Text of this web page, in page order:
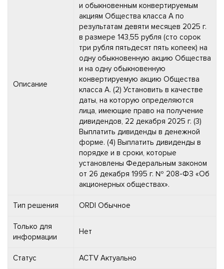
Описание
и обыкновенным конвертируемым
акциям Общества класса А по
результатам девяти месяцев 2025 г.
в размере 143,55 рубля (сто сорок
три рубля пятьдесят пять копеек) на
одну обыкновенную акцию Общества
и на одну обыкновенную
конвертируемую акцию Общества
класса А. (2) Установить в качестве
даты, на которую определяются
лица, имеющие право на получение
дивидендов, 22 декабря 2025 г. (3)
Выплатить дивиденды в денежной
форме. (4) Выплатить дивиденды в
порядке и в сроки, которые
установлены Федеральным законом
от 26 декабря 1995 г. № 208-ФЗ «Об
акционерных обществах».
Тип решения ORDI Обычное
Только для
информации
Нет
Статус ACTV Актуально